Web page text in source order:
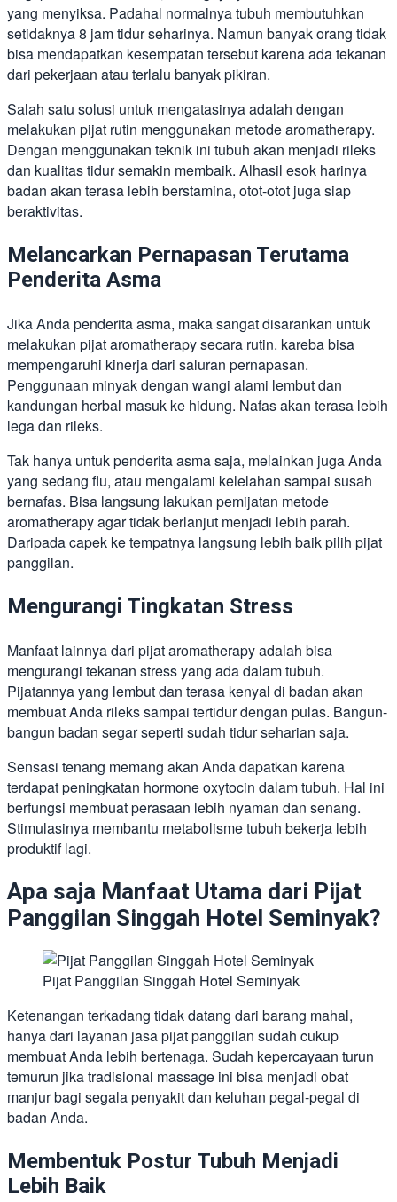
yang menyiksa. Padahal normalnya tubuh membutuhkan
setidaknya 8 jam tidur seharinya. Namun banyak orang tidak
bisa mendapatkan kesempatan tersebut karena ada tekanan
dari pekerjaan atau terlalu banyak pikiran.
Salah satu solusi untuk mengatasinya adalah dengan
melakukan pijat rutin menggunakan metode aromatherapy.
Dengan menggunakan teknik ini tubuh akan menjadi rileks
dan kualitas tidur semakin membaik. Alhasil esok harinya
badan akan terasa lebih berstamina, otot-otot juga siap
beraktivitas.
Melancarkan Pernapasan Terutama
Penderita Asma
Jika Anda penderita asma, maka sangat disarankan untuk
melakukan pijat aromatherapy secara rutin. kareba bisa
mempengaruhi kinerja dari saluran pernapasan.
Penggunaan minyak dengan wangi alami lembut dan
kandungan herbal masuk ke hidung. Nafas akan terasa lebih
lega dan rileks.
Tak hanya untuk penderita asma saja, melainkan juga Anda
yang sedang flu, atau mengalami kelelahan sampai susah
bernafas. Bisa langsung lakukan pemijatan metode
aromatherapy agar tidak berlanjut menjadi lebih parah.
Daripada capek ke tempatnya langsung lebih baik pilih pijat
panggilan.
Mengurangi Tingkatan Stress
Manfaat lainnya dari pijat aromatherapy adalah bisa
mengurangi tekanan stress yang ada dalam tubuh.
Pijatannya yang lembut dan terasa kenyal di badan akan
membuat Anda rileks sampai tertidur dengan pulas. Bangun-
bangun badan segar seperti sudah tidur seharian saja.
Sensasi tenang memang akan Anda dapatkan karena
terdapat peningkatan hormone oxytocin dalam tubuh. Hal ini
berfungsi membuat perasaan lebih nyaman dan senang.
Stimulasinya membantu metabolisme tubuh bekerja lebih
produktif lagi.
Apa saja Manfaat Utama dari Pijat
Panggilan Singgah Hotel Seminyak?
Pijat Panggilan Singgah Hotel Seminyak
Ketenangan terkadang tidak datang dari barang mahal,
hanya dari layanan jasa pijat panggilan sudah cukup
membuat Anda lebih bertenaga. Sudah kepercayaan turun
temurun jika tradisional massage ini bisa menjadi obat
manjur bagi segala penyakit dan keluhan pegal-pegal di
badan Anda.
Membentuk Postur Tubuh Menjadi
Lebih Baik